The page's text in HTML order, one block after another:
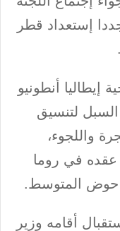
إستعداد قطر
أنطونيو
السبل لتنسيق
واللجوء،
عقده في روما
حوض المتوسط.
أقامه وزير